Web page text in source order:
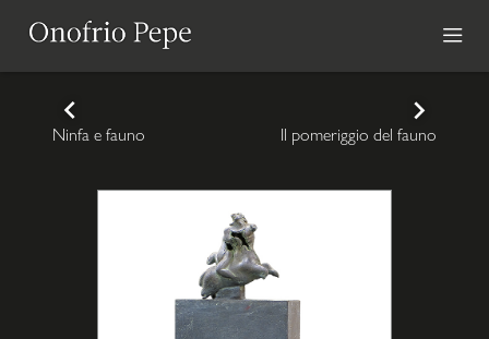
CONTINUE
READING
Ninfa e fauno Il pomeriggio del fauno